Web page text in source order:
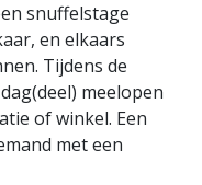
snuffelstage
en elkaars
Tijdens de
meelopen
of winkel. Een
met een